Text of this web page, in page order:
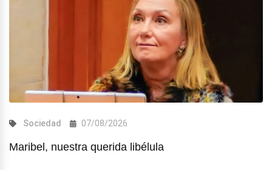
Sociedad 07/08/2026
Maribel, nuestra querida libélula